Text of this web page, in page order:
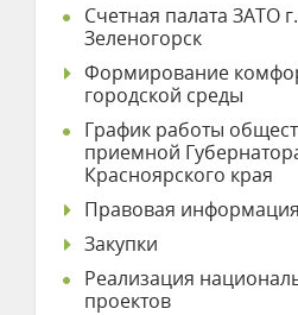
Счетная палата ЗАТО г.
Зеленогорск
Формирование
городской среды
График работы
приемной
Красноярского края
Правовая информация
Закупки
Реализация
проектов